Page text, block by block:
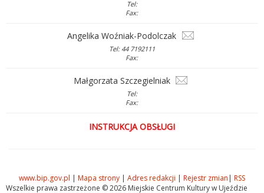
Tel:
Fax:
Angelika Woźniak-Podolczak
Tel: 44 7192111
Fax:
Małgorzata Szczegielniak
Tel:
Fax:
INSTRUKCJA OBSŁUGI
www.bip.gov.pl | Mapa strony | Adres redakcji | Rejestr zmian | RSS
Wszelkie prawa zastrzeżone © 2026 Miejskie Centrum Kultury w Ujeździe